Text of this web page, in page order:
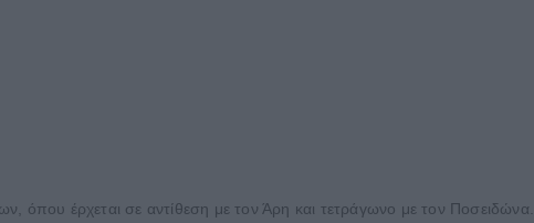
όπου έρχεται σε αντίθεση με τον Άρη και τετράγωνο με τον